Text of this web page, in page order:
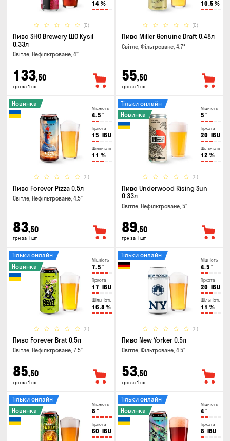
14 %
(0)
Пиво SHO Brewery ШО Kysil
0.33л
Світле, Нефільтроване, 4°
133,50
грн за 1 шт
10.5 %
(0)
Пиво Miller Genuine Draft 0.48л
Світле, Фільтроване, 4.7°
55,50
грн за 1 шт
Міцність
4.5 °
Гіркота
15 IBU
Щільність
11 %
(0)
Новинка
Пиво Forever Pizza 0.5л
Світле, Нефільтроване, 4.5°
83,50
грн за 1 шт
Міцність
5 °
Гіркота
20 IBU
Щільність
12 %
(0)
Тільки онлайн
Новинка
Пиво Underwood Rising Sun
0.33л
Світле, Нефільтроване, 5°
89,50
грн за 1 шт
Міцність
7.5 °
Гіркота
17 IBU
Щільність
16.8 %
(0)
Тільки онлайн
Новинка
Пиво Forever Brat 0.5л
Світле, Нефільтроване, 7.5°
85,50
грн за 1 шт
Міцність
4.5 °
Гіркота
20 IBU
Щільність
11 %
(0)
Тільки онлайн
Пиво New Yorker 0.5л
Світле, Фільтроване, 4.5°
53,50
грн за 1 шт
Міцність
8 °
Гіркота
60 IBU
Тільки онлайн
Новинка
Міцність
4°
Гіркота
8 IBU
Тільки онлайн
Новинка